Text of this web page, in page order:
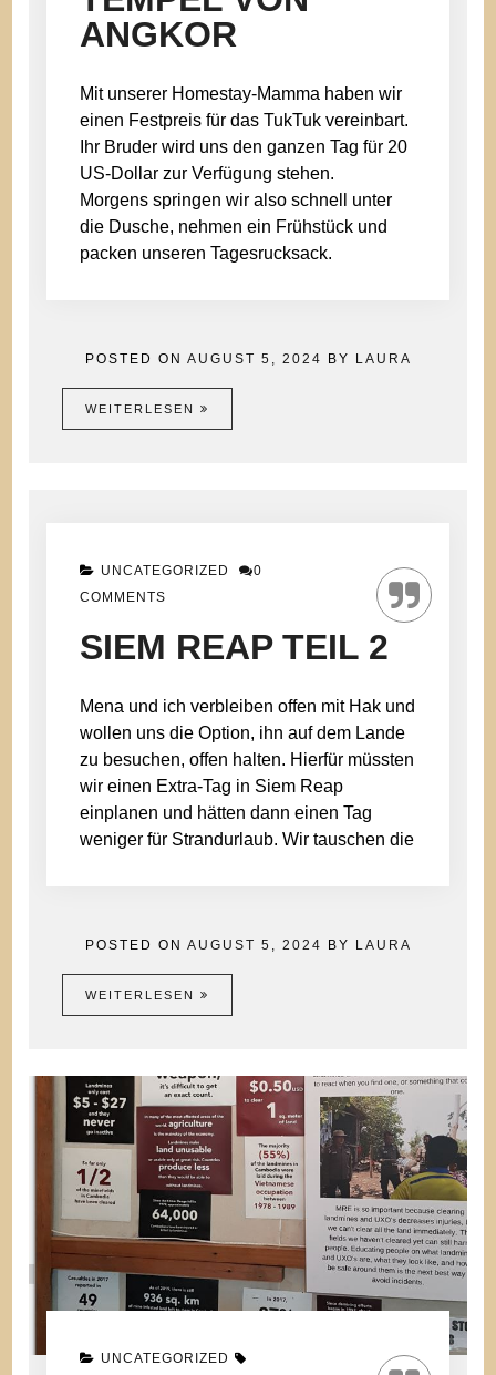
ANGKOR
Mit unserer Homestay-Mamma haben wir
einen Festpreis für das TukTuk vereinbart.
Ihr Bruder wird uns den ganzen Tag für 20
US-Dollar zur Verfügung stehen.
Morgens springen wir also schnell unter
die Dusche, nehmen ein Frühstück und
packen unseren Tagesrucksack.
POSTED ON AUGUST 5, 2024 BY LAURA
WEITERLESEN
UNCATEGORIZED
0
COMMENTS
SIEM REAP TEIL 2
Mena und ich verbleiben offen mit Hak und
wollen uns die Option, ihn auf dem Lande
zu besuchen, offen halten. Hierfür müssten
wir einen Extra-Tag in Siem Reap
einplanen und hätten dann einen Tag
weniger für Strandurlaub. Wir tauschen die
POSTED ON AUGUST 5, 2024 BY LAURA
WEITERLESEN
UNCATEGORIZED